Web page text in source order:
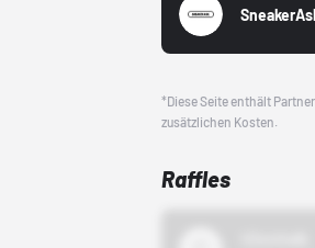
*Diese Seite enthält
zusätzlichen Kosten.
Raffles